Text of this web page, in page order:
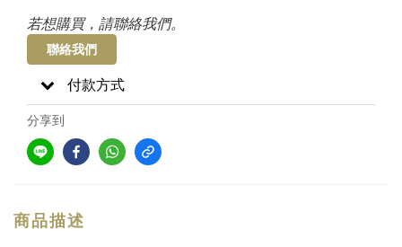
若想購買，請聯絡我們。
聯絡我們
付款方式
分享到
商品描述